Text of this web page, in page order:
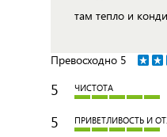
там тепло и
Превосходно 5
5 ЧИСТОТА
5 ПРИВЕТЛИВОСТЬ И